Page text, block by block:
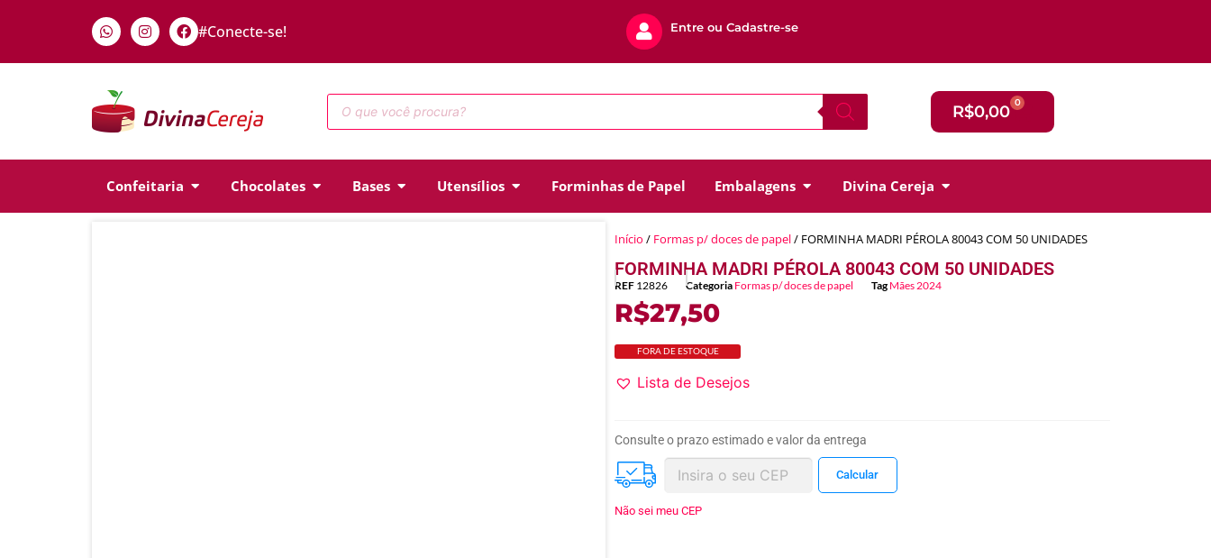
#Conecte-se! Entre ou Cadastre-se
R$0,00 0
Confeitaria Chocolates Bases Utensílios Forminhas de Papel Embalagens Divina Cereja
Início / Formas p/ doces de papel/ FORMINHA MADRI PÉROLA 80043 COM 50 UNIDADES
FORMINHA MADRI PÉROLA 80043 COM 50 UNIDADES
REF 12826 Categoria Formas p/ doces de papel Tag Mães 2024
R$27,50
FORA DE ESTOQUE
Lista de Desejos
Consulte o prazo estimado e valor da entrega
Não sei meu CEP